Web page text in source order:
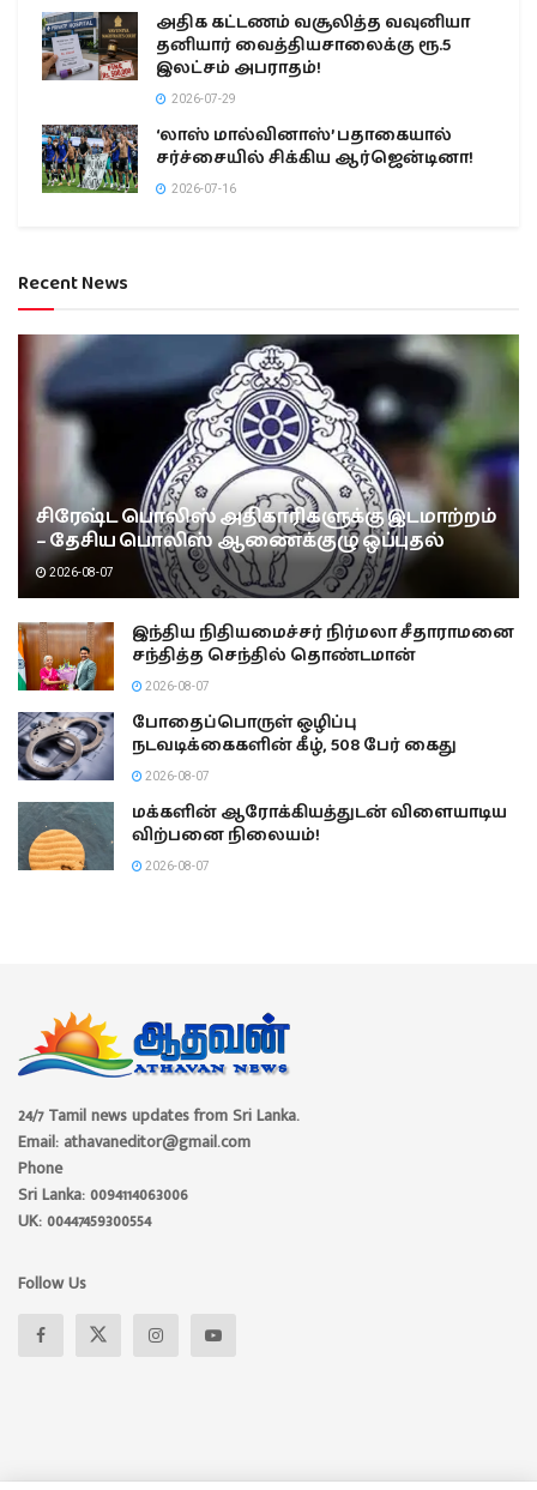
அதிக கட்டணம் வசூலித்த வவுனியா
தனியார் வைத்தியசாலைக்கு ரூ.5
இலட்சம் அபராதம்!
2026-07-29
‘லாஸ் மால்வினாஸ்’ பதாகையால்
சர்ச்சையில் சிக்கிய ஆர்ஜென்டினா!
2026-07-16
Recent News
சிரேஷ்ட பொலிஸ் அதிகாரிகளுக்கு இடமாற்றம்
– தேசிய பொலிஸ் ஆணைக்குழு ஒப்புதல்
2026-08-07
இந்திய நிதியமைச்சர் நிர்மலா சீதாராமனை
சந்தித்த செந்தில் தொண்டமான்
2026-08-07
போதைப்பொருள் ஒழிப்பு
நடவடிக்கைகளின் கீழ், 508 பேர் கைது
2026-08-07
மக்களின் ஆரோக்கியத்துடன் விளையாடிய
விற்பனை நிலையம்!
2026-08-07
24/7 Tamil news updates from Sri Lanka.
Email: athavaneditor@gmail.com
Phone
Sri Lanka: 0094114063006
UK: 00447459300554
Follow Us